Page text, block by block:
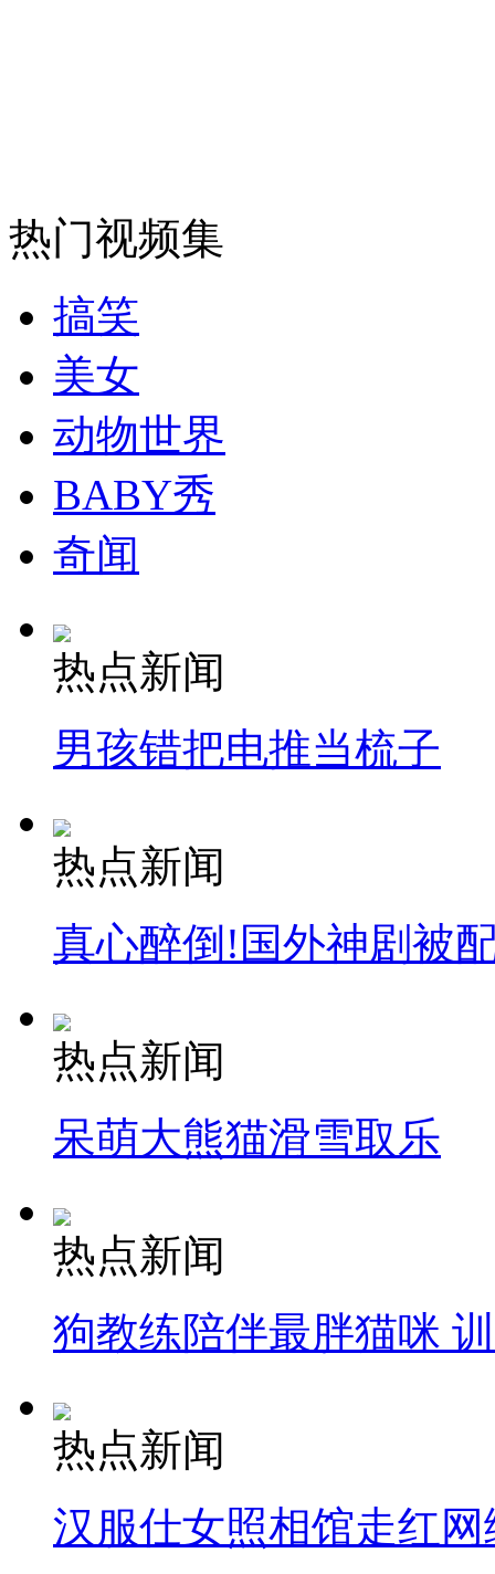
走！跟着总书记去植树
消防员救轻生者
司机酒驾遇交警 急速倒车逃窜
热门视频集
搞笑
美女
动物世界
BABY秀
奇闻
热点新闻
男孩错把电推当梳子
热点新闻
真心醉倒!国外神剧被
热点新闻
呆萌大熊猫滑雪取乐
热点新闻
狗教练陪伴最胖猫咪
热点新闻
汉服仕女照相馆走红网